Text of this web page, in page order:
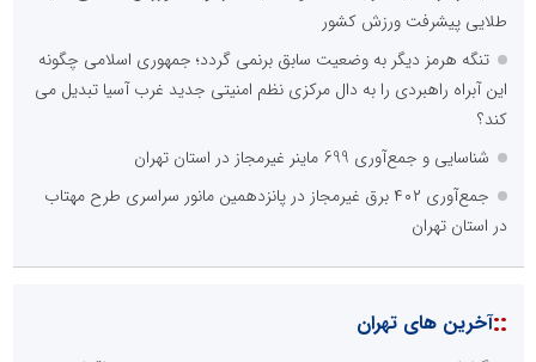
طلایی پیشرفت ورزش کشور
تنگه هرمز دیگر به وضعیت سابق برنمی گردد؛ جمهوری اسلامی چگونه
این آبراه راهبردی را به دال مرکزی نظم امنیتی جدید غرب آسیا تبدیل می
کند؟
شناسایی و جمع‌آوری 699 ماینر غیرمجاز در استان تهران
جمع‌آوری ۴۰۲ برق غیرمجاز در پانزدهمین مانور سراسری طرح مهتاب
در استان تهران
::آخرین های تهران